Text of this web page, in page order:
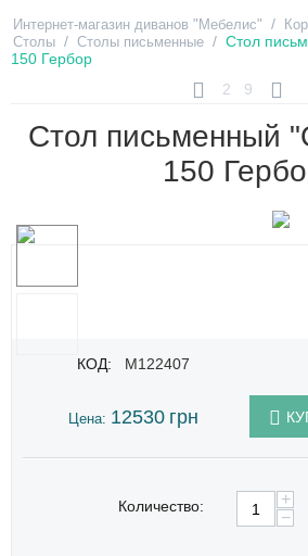
Интернет-магазин диванов "Мебелис" /
Столы / Столы письменные / Стол
150 Гербор
2
9
Стол письменный
150
КОД: M122407
Цена: 12530 грн
Количество:
+
−